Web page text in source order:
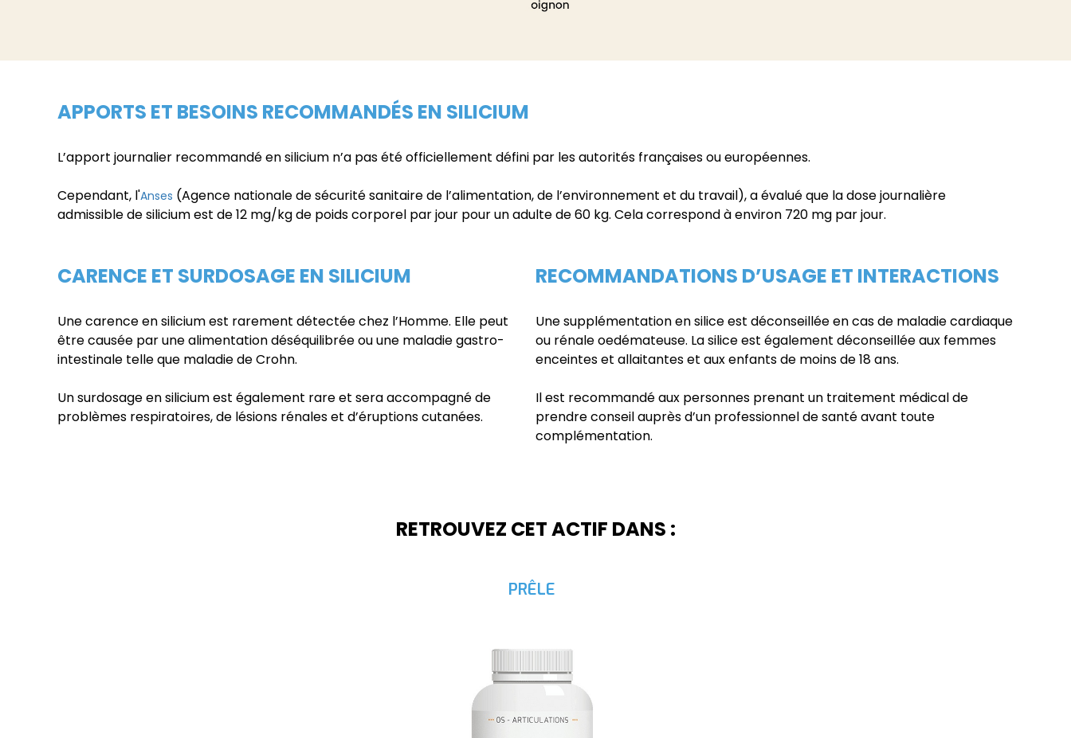
APPORTS ET BESOINS RECOMMANDÉS EN SILICIUM
L’apport journalier recommandé en silicium n’a pas été officiellement défini par les autorités françaises ou européennes.
Cependant, l'Anses (Agence nationale de sécurité sanitaire de l’alimentation, de l’environnement et du travail), a évalué que la dose journalière
admissible de silicium est de 12 mg/kg de poids corporel par jour pour un adulte de 60 kg. Cela correspond à environ 720 mg par jour.
CARENCE ET SURDOSAGE EN SILICIUM
Une carence en silicium est rarement détectée chez l’Homme. Elle peut
être causée par une alimentation déséquilibrée ou une maladie gastro-
intestinale telle que maladie de Crohn.
Un surdosage en silicium est également rare et sera accompagné de
problèmes respiratoires, de lésions rénales et d’éruptions cutanées.
RECOMMANDATIONS D’USAGE ET INTERACTIONS
Une supplémentation en silice est déconseillée en cas de maladie cardiaque
ou rénale oedémateuse. La silice est également déconseillée aux femmes
enceintes et allaitantes et aux enfants de moins de 18 ans.
Il est recommandé aux personnes prenant un traitement médical de
prendre conseil auprès d’un professionnel de santé avant toute
complémentation.
RETROUVEZ CET ACTIF DANS :
PRÊLE